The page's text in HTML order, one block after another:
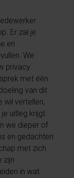
Er zal je
en
We
privacy.
met één
van dit
wil vertellen,
uitleg krijgt.
we dieper of
en gedachten
met zich
zijn
in wat